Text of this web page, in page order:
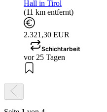
Hall in Tirol
(11 km entfernt)
2.321,30 EUR
Schichtarbeit
vor 25 Tagen